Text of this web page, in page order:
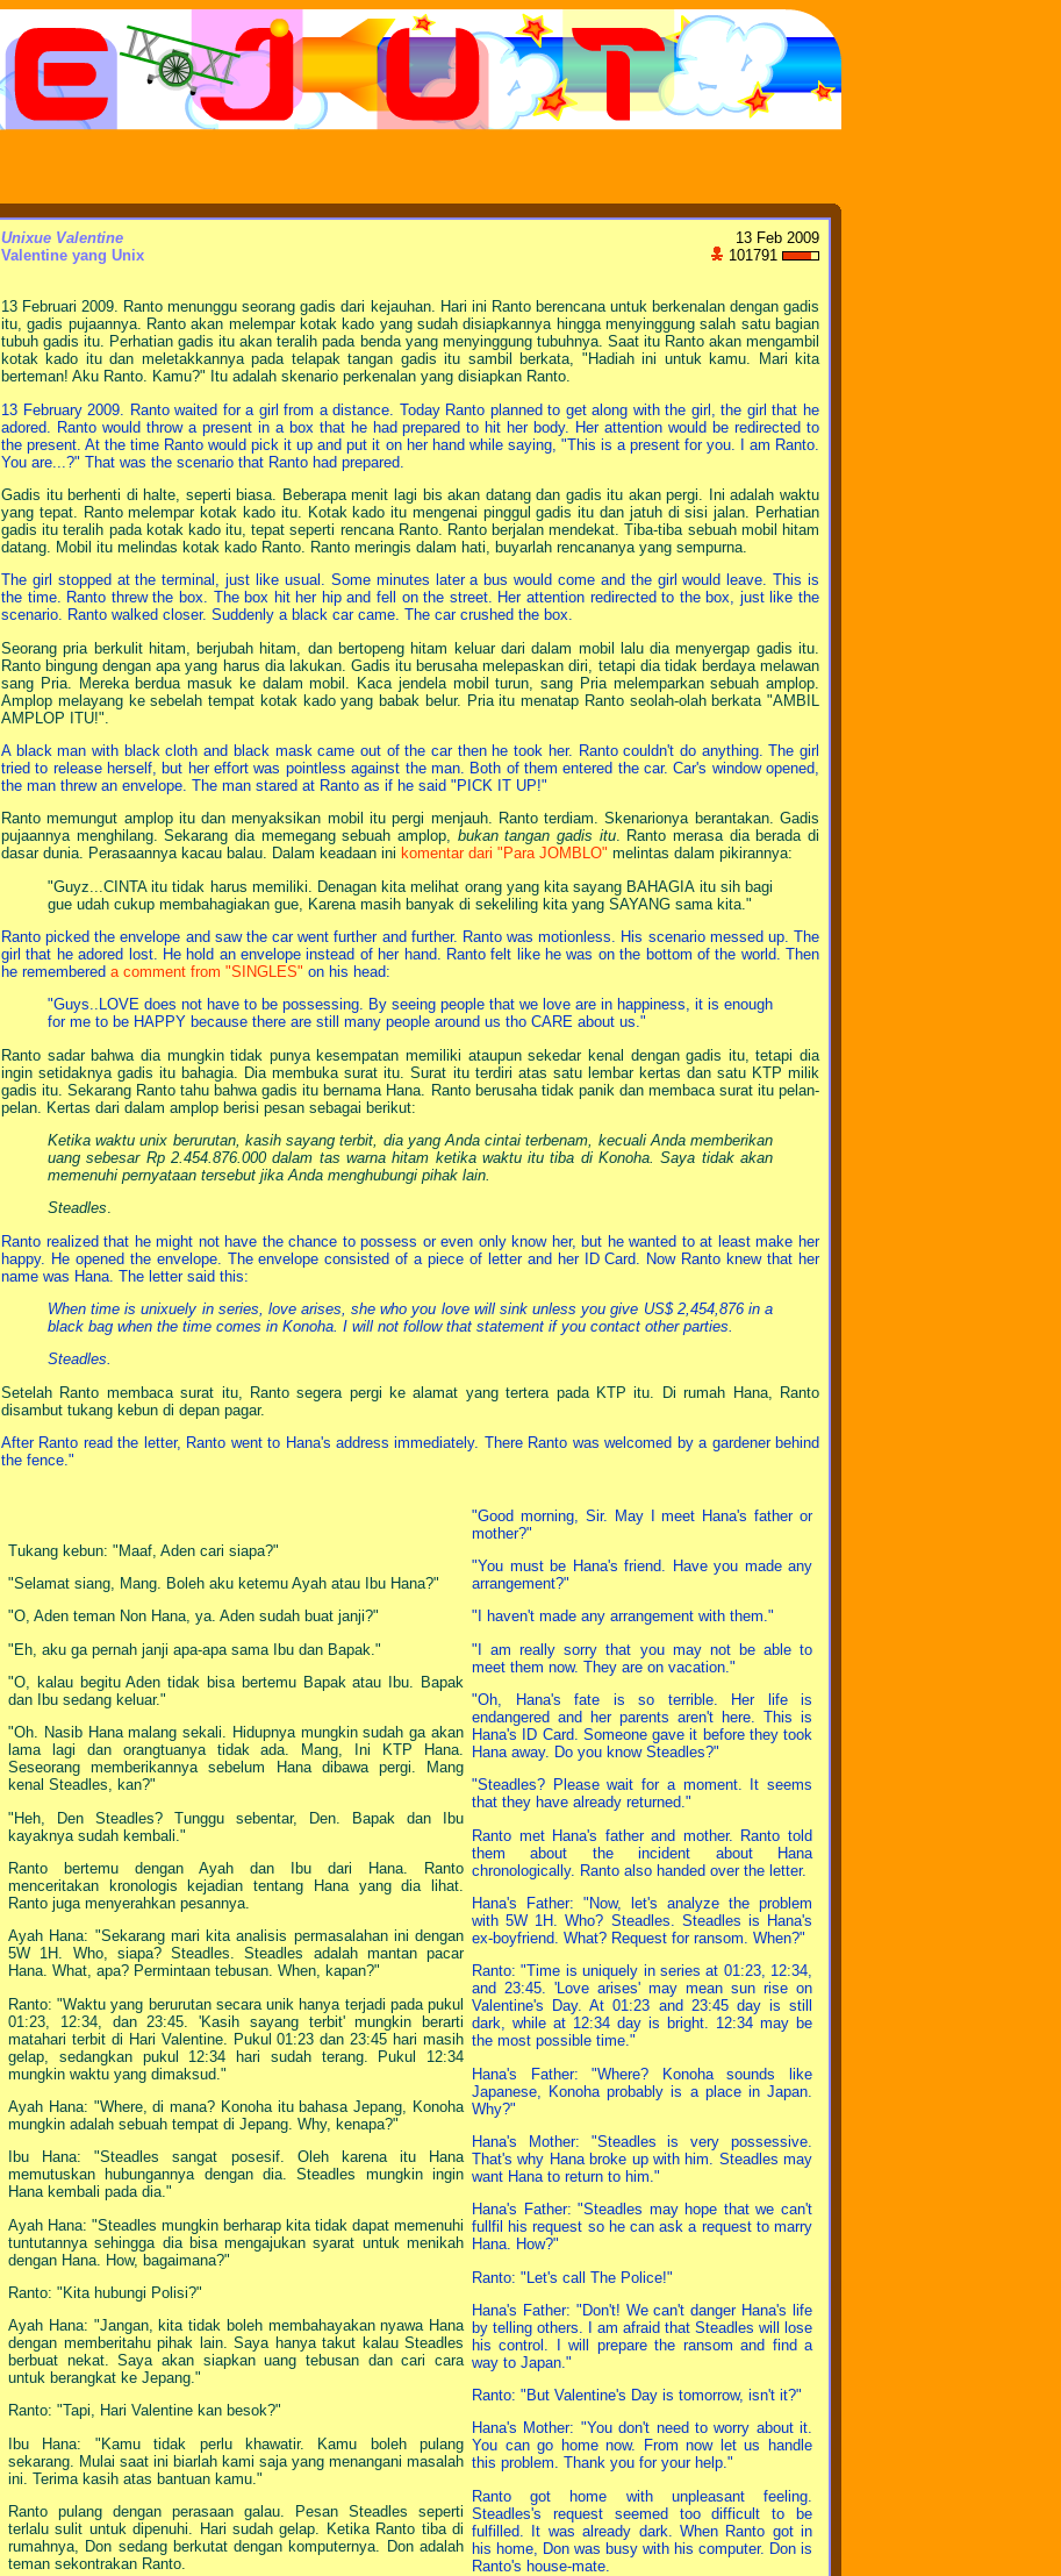
13 Feb 2009
101791
Unixue Valentine
Valentine yang Unix
13 Februari 2009. Ranto menunggu seorang gadis dari kejauhan. Hari ini Ranto berencana untuk berkenalan dengan gadis
itu, gadis pujaannya. Ranto akan melempar kotak kado yang sudah disiapkannya hingga menyinggung salah satu bagian
tubuh gadis itu. Perhatian gadis itu akan teralih pada benda yang menyinggung tubuhnya. Saat itu Ranto akan mengambil
kotak kado itu dan meletakkannya pada telapak tangan gadis itu sambil berkata, "Hadiah ini untuk kamu. Mari kita
berteman! Aku Ranto. Kamu?" Itu adalah skenario perkenalan yang disiapkan Ranto.
13 February 2009. Ranto waited for a girl from a distance. Today Ranto planned to get along with the girl, the girl that he
adored. Ranto would throw a present in a box that he had prepared to hit her body. Her attention would be redirected to
the present. At the time Ranto would pick it up and put it on her hand while saying, "This is a present for you. I am Ranto.
You are...?" That was the scenario that Ranto had prepared.
Gadis itu berhenti di halte, seperti biasa. Beberapa menit lagi bis akan datang dan gadis itu akan pergi. Ini adalah waktu
yang tepat. Ranto melempar kotak kado itu. Kotak kado itu mengenai pinggul gadis itu dan jatuh di sisi jalan. Perhatian
gadis itu teralih pada kotak kado itu, tepat seperti rencana Ranto. Ranto berjalan mendekat. Tiba-tiba sebuah mobil hitam
datang. Mobil itu melindas kotak kado Ranto. Ranto meringis dalam hati, buyarlah rencananya yang sempurna.
The girl stopped at the terminal, just like usual. Some minutes later a bus would come and the girl would leave. This is
the time. Ranto threw the box. The box hit her hip and fell on the street. Her attention redirected to the box, just like the
scenario. Ranto walked closer. Suddenly a black car came. The car crushed the box.
Seorang pria berkulit hitam, berjubah hitam, dan bertopeng hitam keluar dari dalam mobil lalu dia menyergap gadis itu.
Ranto bingung dengan apa yang harus dia lakukan. Gadis itu berusaha melepaskan diri, tetapi dia tidak berdaya melawan
sang Pria. Mereka berdua masuk ke dalam mobil. Kaca jendela mobil turun, sang Pria melemparkan sebuah amplop.
Amplop melayang ke sebelah tempat kotak kado yang babak belur. Pria itu menatap Ranto seolah-olah berkata "AMBIL
AMPLOP ITU!".
A black man with black cloth and black mask came out of the car then he took her. Ranto couldn't do anything. The girl
tried to release herself, but her effort was pointless against the man. Both of them entered the car. Car's window opened,
the man threw an envelope. The man stared at Ranto as if he said "PICK IT UP!"
Ranto memungut amplop itu dan menyaksikan mobil itu pergi menjauh. Ranto terdiam. Skenarionya berantakan. Gadis
pujaannya menghilang. Sekarang dia memegang sebuah amplop, bukan tangan gadis itu. Ranto merasa dia berada di
dasar dunia. Perasaannya kacau balau. Dalam keadaan ini komentar dari "Para JOMBLO" melintas dalam pikirannya:
"Guyz...CINTA itu tidak harus memiliki. Denagan kita melihat orang yang kita sayang BAHAGIA itu sih bagi
gue udah cukup membahagiakan gue, Karena masih banyak di sekeliling kita yang SAYANG sama kita."
Ranto picked the envelope and saw the car went further and further. Ranto was motionless. His scenario messed up. The
girl that he adored lost. He hold an envelope instead of her hand. Ranto felt like he was on the bottom of the world. Then
he remembered a comment from "SINGLES" on his head:
"Guys..LOVE does not have to be possessing. By seeing people that we love are in happiness, it is enough
for me to be HAPPY because there are still many people around us tho CARE about us."
Ranto sadar bahwa dia mungkin tidak punya kesempatan memiliki ataupun sekedar kenal dengan gadis itu, tetapi dia
ingin setidaknya gadis itu bahagia. Dia membuka surat itu. Surat itu terdiri atas satu lembar kertas dan satu KTP milik
gadis itu. Sekarang Ranto tahu bahwa gadis itu bernama Hana. Ranto berusaha tidak panik dan membaca surat itu pelan-
pelan. Kertas dari dalam amplop berisi pesan sebagai berikut:
Ketika waktu unix berurutan, kasih sayang terbit, dia yang Anda cintai terbenam, kecuali Anda memberikan
uang sebesar Rp 2.454.876.000 dalam tas warna hitam ketika waktu itu tiba di Konoha. Saya tidak akan
memenuhi pernyataan tersebut jika Anda menghubungi pihak lain.
Steadles.
Ranto realized that he might not have the chance to possess or even only know her, but he wanted to at least make her
happy. He opened the envelope. The envelope consisted of a piece of letter and her ID Card. Now Ranto knew that her
name was Hana. The letter said this:
When time is unixuely in series, love arises, she who you love will sink unless you give US$ 2,454,876 in a
black bag when the time comes in Konoha. I will not follow that statement if you contact other parties.
Steadles.
Setelah Ranto membaca surat itu, Ranto segera pergi ke alamat yang tertera pada KTP itu. Di rumah Hana, Ranto
disambut tukang kebun di depan pagar.
After Ranto read the letter, Ranto went to Hana's address immediately. There Ranto was welcomed by a gardener behind
the fence."
Tukang kebun: "Maaf, Aden cari siapa?"
"Selamat siang, Mang. Boleh aku ketemu Ayah atau Ibu Hana?"
"O, Aden teman Non Hana, ya. Aden sudah buat janji?"
"Eh, aku ga pernah janji apa-apa sama Ibu dan Bapak."
"O, kalau begitu Aden tidak bisa bertemu Bapak atau Ibu. Bapak
dan Ibu sedang keluar."
"Oh. Nasib Hana malang sekali. Hidupnya mungkin sudah ga akan
lama lagi dan orangtuanya tidak ada. Mang, Ini KTP Hana.
Seseorang memberikannya sebelum Hana dibawa pergi. Mang
kenal Steadles, kan?"
"Heh, Den Steadles? Tunggu sebentar, Den. Bapak dan Ibu
kayaknya sudah kembali."
Ranto bertemu dengan Ayah dan Ibu dari Hana. Ranto
menceritakan kronologis kejadian tentang Hana yang dia lihat.
Ranto juga menyerahkan pesannya.
Ayah Hana: "Sekarang mari kita analisis permasalahan ini dengan
5W 1H. Who, siapa? Steadles. Steadles adalah mantan pacar
Hana. What, apa? Permintaan tebusan. When, kapan?"
Ranto: "Waktu yang berurutan secara unik hanya terjadi pada pukul
01:23, 12:34, dan 23:45. 'Kasih sayang terbit' mungkin berarti
matahari terbit di Hari Valentine. Pukul 01:23 dan 23:45 hari masih
gelap, sedangkan pukul 12:34 hari sudah terang. Pukul 12:34
mungkin waktu yang dimaksud."
Ayah Hana: "Where, di mana? Konoha itu bahasa Jepang, Konoha
mungkin adalah sebuah tempat di Jepang. Why, kenapa?"
Ibu Hana: "Steadles sangat posesif. Oleh karena itu Hana
memutuskan hubungannya dengan dia. Steadles mungkin ingin
Hana kembali pada dia."
Ayah Hana: "Steadles mungkin berharap kita tidak dapat memenuhi
tuntutannya sehingga dia bisa mengajukan syarat untuk menikah
dengan Hana. How, bagaimana?"
Ranto: "Kita hubungi Polisi?"
Ayah Hana: "Jangan, kita tidak boleh membahayakan nyawa Hana
dengan memberitahu pihak lain. Saya hanya takut kalau Steadles
berbuat nekat. Saya akan siapkan uang tebusan dan cari cara
untuk berangkat ke Jepang."
Ranto: "Tapi, Hari Valentine kan besok?"
Ibu Hana: "Kamu tidak perlu khawatir. Kamu boleh pulang
sekarang. Mulai saat ini biarlah kami saja yang menangani masalah
ini. Terima kasih atas bantuan kamu."
Ranto pulang dengan perasaan galau. Pesan Steadles seperti
terlalu sulit untuk dipenuhi. Hari sudah gelap. Ketika Ranto tiba di
rumahnya, Don sedang berkutat dengan komputernya. Don adalah
teman sekontrakan Ranto.
"Good morning, Sir. May I meet Hana's father or
mother?"
"You must be Hana's friend. Have you made any
arrangement?"
"I haven't made any arrangement with them."
"I am really sorry that you may not be able to
meet them now. They are on vacation."
"Oh, Hana's fate is so terrible. Her life is
endangered and her parents aren't here. This is
Hana's ID Card. Someone gave it before they took
Hana away. Do you know Steadles?"
"Steadles? Please wait for a moment. It seems
that they have already returned."
Ranto met Hana's father and mother. Ranto told
them about the incident about Hana
chronologically. Ranto also handed over the letter.
Hana's Father: "Now, let's analyze the problem
with 5W 1H. Who? Steadles. Steadles is Hana's
ex-boyfriend. What? Request for ransom. When?"
Ranto: "Time is uniquely in series at 01:23, 12:34,
and 23:45. 'Love arises' may mean sun rise on
Valentine's Day. At 01:23 and 23:45 day is still
dark, while at 12:34 day is bright. 12:34 may be
the most possible time."
Hana's Father: "Where? Konoha sounds like
Japanese, Konoha probably is a place in Japan.
Why?"
Hana's Mother: "Steadles is very possessive.
That's why Hana broke up with him. Steadles may
want Hana to return to him."
Hana's Father: "Steadles may hope that we can't
fullfil his request so he can ask a request to marry
Hana. How?"
Ranto: "Let's call The Police!"
Hana's Father: "Don't! We can't danger Hana's life
by telling others. I am afraid that Steadles will lose
his control. I will prepare the ransom and find a
way to Japan."
Ranto: "But Valentine's Day is tomorrow, isn't it?"
Hana's Mother: "You don't need to worry about it.
You can go home now. From now let us handle
this problem. Thank you for your help."
Ranto got home with unpleasant feeling.
Steadles's request seemed too difficult to be
fulfilled. It was already dark. When Ranto got in
his home, Don was busy with his computer. Don is
Ranto's house-mate.